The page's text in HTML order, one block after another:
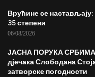
Врућине се
35 степени
06/08/2026
ЈАСНА ПОРУКА СРБИМА:
дјечака Слободана
затворске погодности